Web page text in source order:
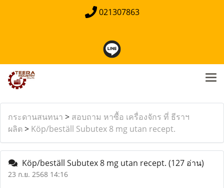
021307863
กระดานสนทนา > สอบถาม หาซื้อ เครื่องจักร ที่ ธีราฯ
ผลิต > Köp/beställ Subutex 8 mg utan recept.
Köp/beställ Subutex 8 mg utan recept. (127 อ่าน)
23 ก.ย. 2568 14:16